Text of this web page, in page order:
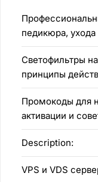
педикюра,
Светофильтры
принципы
Промокоды для
активации и
Description:
VPS и VDS